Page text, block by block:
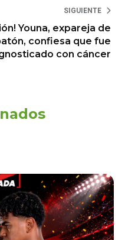
SIGUIENTE
Youna, expareja de
confiesa que fue
con cáncer